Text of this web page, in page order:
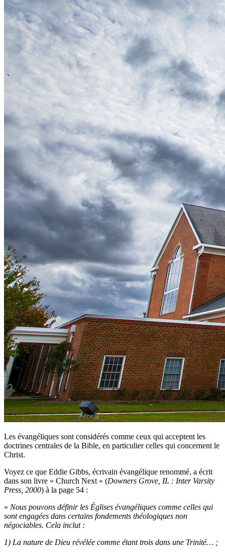
Les évangéliques sont considérés comme ceux qui acceptent les
doctrines centrales de la Bible, en particulier celles qui concernent le
Christ.
Voyez ce que Eddie Gibbs, écrivain évangélique renommé, a écrit
dans son livre « Church Next » (Downers Grove, IL : Inter Varsity
Press, 2000) à la page 54 :
« Nous pouvons définir les Églises évangéliques comme celles qui
sont engagées dans certains fondements théologiques non
négociables. Cela inclut :
1) La nature de Dieu révélée comme étant trois dans une Trinité… ;